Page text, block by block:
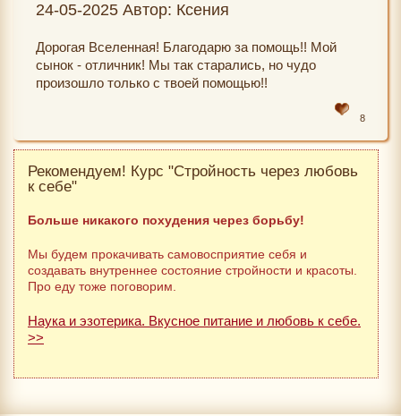
24-05-2025 Автор: Ксения
Дорогая Вселенная! Благодарю за помощь!! Мой
сынок - отличник! Мы так старались, но чудо
произошло только с твоей помощью!!
8
Рекомендуем! Курс "Стройность через любовь
к себе"
Больше никакого похудения через борьбу!
Мы будем прокачивать самовосприятие себя и
создавать внутреннее состояние стройности и красоты.
Про еду тоже поговорим.
Наука и эзотерика. Вкусное питание и любовь к себе.
>>